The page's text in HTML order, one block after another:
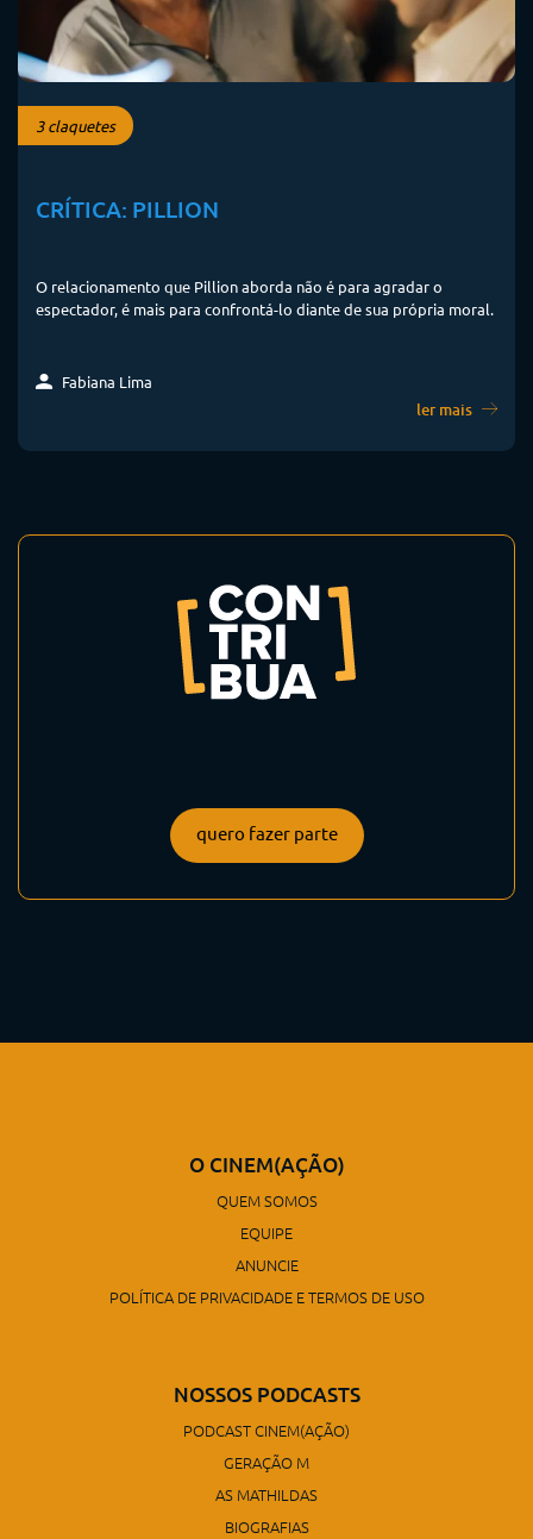
3 claquetes
CRÍTICA: PILLION
O relacionamento que Pillion aborda não é para agradar o
espectador, é mais para confrontá-lo diante de sua própria moral.
Fabiana Lima
ler mais
quero fazer parte
O CINEM(AÇÃO)
QUEM SOMOS
EQUIPE
ANUNCIE
POLÍTICA DE PRIVACIDADE E TERMOS DE USO
NOSSOS PODCASTS
PODCAST CINEM(AÇÃO)
GERAÇÃO M
AS MATHILDAS
BIOGRAFIAS